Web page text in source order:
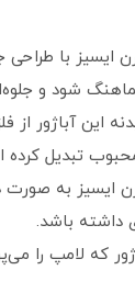
ایسیز با
هماهنگ شود و
این آباژور
تبدیل
ایسیز به
داشته باشد.
که لامپ